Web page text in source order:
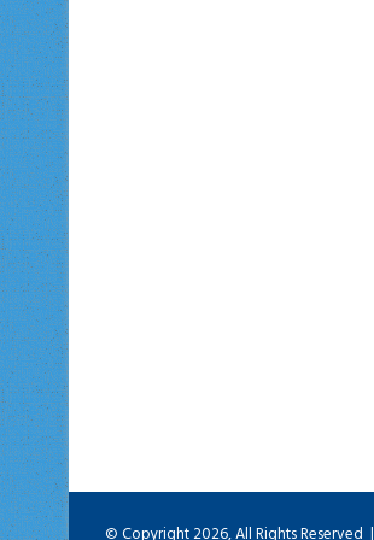
© Copyright 2026, All Rights Reserved |